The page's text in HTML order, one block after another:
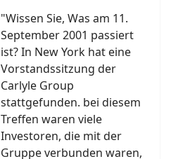
"Wissen Sie, Was am 11.
September 2001 passiert
ist? In New York hat eine
Vorstandssitzung der
Carlyle Group
stattgefunden. bei diesem
Treffen waren viele
Investoren, die mit der
Gruppe verbunden waren,